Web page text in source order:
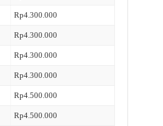
Rp4.300.000
Rp4.300.000
Rp4.300.000
Rp4.300.000
Rp4.500.000
Rp4.500.000